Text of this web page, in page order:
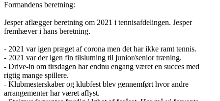
Formandens beretning:
Jesper aflægger beretning om 2021 i tennisafdelingen. Jesper
fremhæver i hans beretning.
- 2021 var igen præget af corona men det har ikke ramt tennis.
- 2021 var der igen fin tilslutning til junior/senior træning.
- Drive-in om tirsdagen har endnu engang været en succes med
rigtig mange spillere.
- Klubmesterskaber og klubfest blev gennemført hvor andre
arrangementer har været aflyst.